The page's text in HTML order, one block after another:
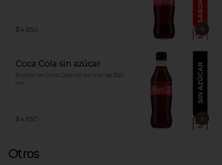
$4.650
Coca Cola sin azúcar
Botella de Coca Cola sin azúcar de 300
ml
$4.650
Otros